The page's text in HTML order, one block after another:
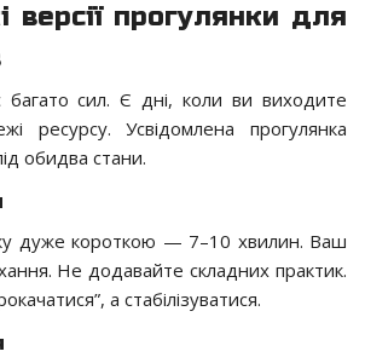
версії прогулянки для
сил. Є дні, коли ви виходите
ресурсу. Усвідомлена прогулянка
обидва стани.
дуже короткою — 7–10 хвилин. Ваш
Не додавайте складних практик.
а стабілізуватися.